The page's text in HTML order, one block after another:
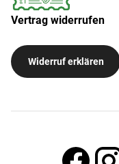
Vertrag widerrufen
Widerruf erklären